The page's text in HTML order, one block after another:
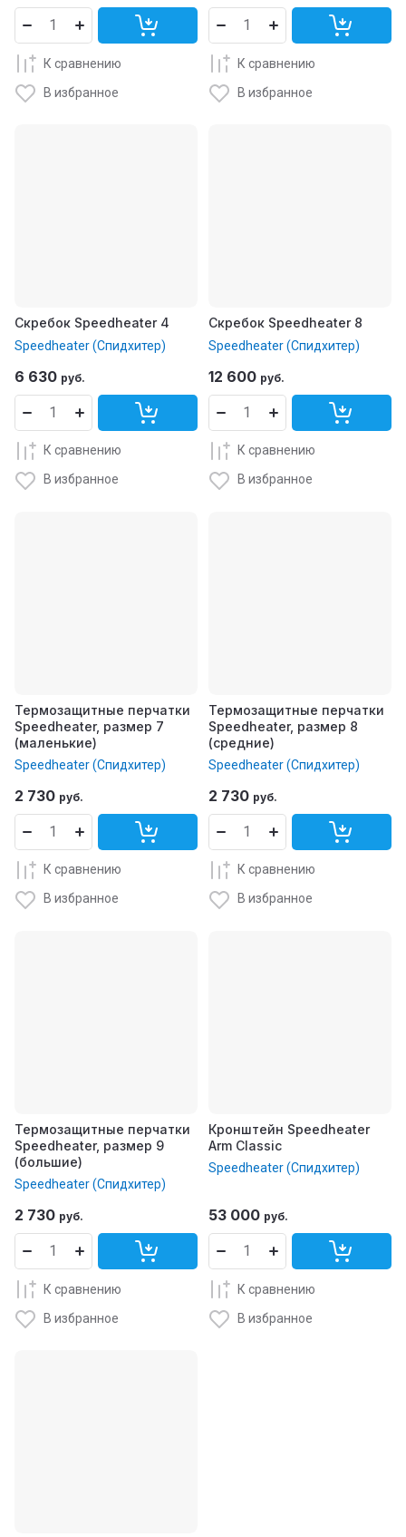
К сравнению
В избранное
К сравнению
В избранное
Скребок Speedheater 4
Speedheater (Спидхитер)
6 630 руб.
К сравнению
В избранное
Скребок Speedheater 8
Speedheater (Спидхитер)
12 600 руб.
К сравнению
В избранное
Термозащитные перчатки
Speedheater, размер 7
(маленькие)
Speedheater (Спидхитер)
2 730 руб.
К сравнению
В избранное
Термозащитные перчатки
Speedheater, размер 8
(средние)
Speedheater (Спидхитер)
2 730 руб.
К сравнению
В избранное
Термозащитные перчатки
Speedheater, размер 9
(большие)
Speedheater (Спидхитер)
2 730 руб.
К сравнению
В избранное
Кронштейн Speedheater
Arm Classic
Speedheater (Спидхитер)
53 000 руб.
К сравнению
В избранное